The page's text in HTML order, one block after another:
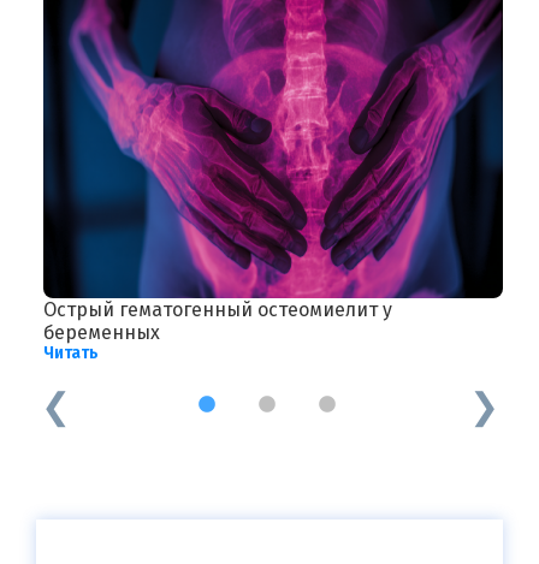
Острый гематогенный остеомиелит у
беременных
Читать
1 2 3